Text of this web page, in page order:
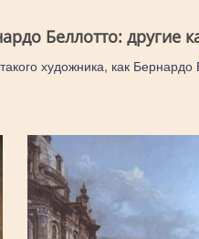
Беллотто: другие
художника, как